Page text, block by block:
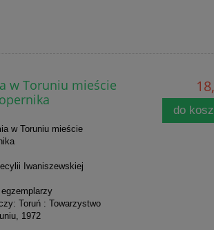
w Toruniu mieście
w Toruniu mieście
Iwaniszewskiej
egzemplarzy
Toruń : Towarzystwo
1972
do